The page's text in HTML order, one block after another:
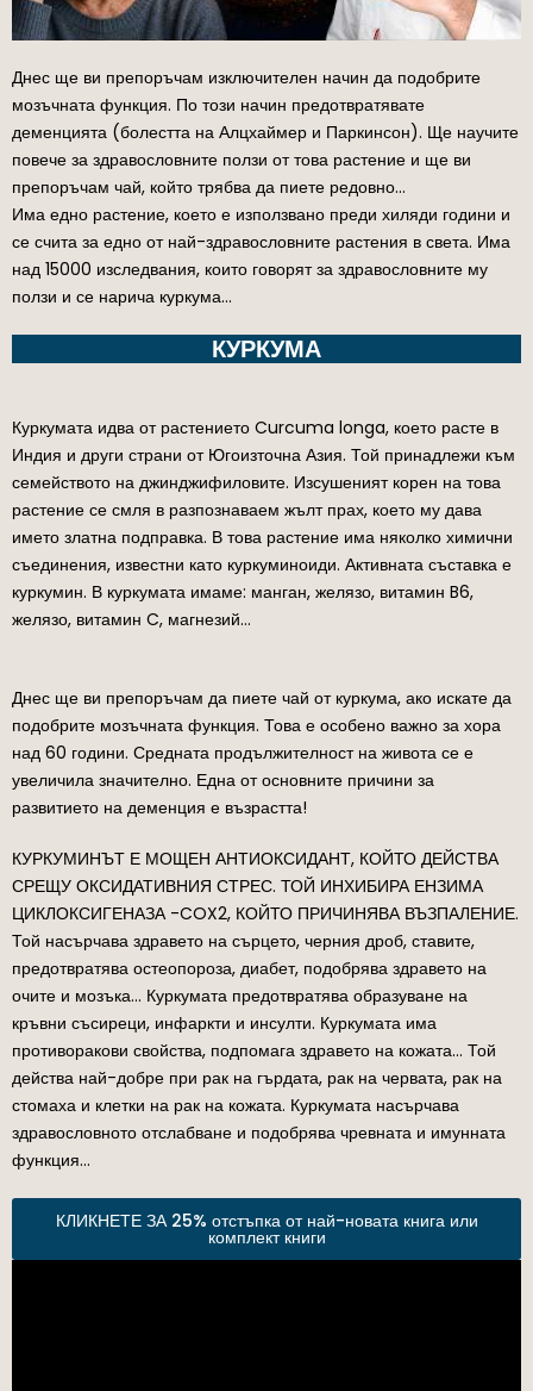
Днес ще ви препоръчам изключителен начин да подобрите
мозъчната функция. По този начин предотвратявате
деменцията (болестта на Алцхаймер и Паркинсон). Ще научите
повече за здравословните ползи от това растение и ще ви
препоръчам чай, който трябва да пиете редовно…
Има едно растение, което е използвано преди хиляди години и
се счита за едно от най-здравословните растения в света. Има
над 15000 изследвания, които говорят за здравословните му
ползи и се нарича куркума…
КУРКУМА
Куркумата идва от растението Curcuma longa, което расте в
Индия и други страни от Югоизточна Азия. Той принадлежи към
семейството на джинджифиловите. Изсушеният корен на това
растение се смля в разпознаваем жълт прах, което му дава
името златна подправка. В това растение има няколко химични
съединения, известни като куркуминоиди. Активната съставка е
куркумин. В куркумата имаме: манган, желязо, витамин B6,
желязо, витамин C, магнезий…
Днес ще ви препоръчам да пиете чай от куркума, ако искате да
подобрите мозъчната функция. Това е особено важно за хора
над 60 години. Средната продължителност на живота се е
увеличила значително. Една от основните причини за
развитието на деменция е възрастта!
КУРКУМИНЪТ Е МОЩЕН АНТИОКСИДАНТ, КОЙТО ДЕЙСТВА
СРЕЩУ ОКСИДАТИВНИЯ СТРЕС. ТОЙ ИНХИБИРА ЕНЗИМА
ЦИКЛОКСИГЕНАЗА -COX2, КОЙТО ПРИЧИНЯВА ВЪЗПАЛЕНИЕ.
Той насърчава здравето на сърцето, черния дроб, ставите,
предотвратява остеопороза, диабет, подобрява здравето на
очите и мозъка… Куркумата предотвратява образуване на
кръвни съсиреци, инфаркти и инсулти. Куркумата има
противоракови свойства, подпомага здравето на кожата… Той
действа най-добре при рак на гърдата, рак на червата, рак на
стомаха и клетки на рак на кожата. Куркумата насърчава
здравословното отслабване и подобрява чревната и имунната
функция…
КЛИКНЕТЕ ЗА 25% отстъпка от най-новата книга или
комплект книги